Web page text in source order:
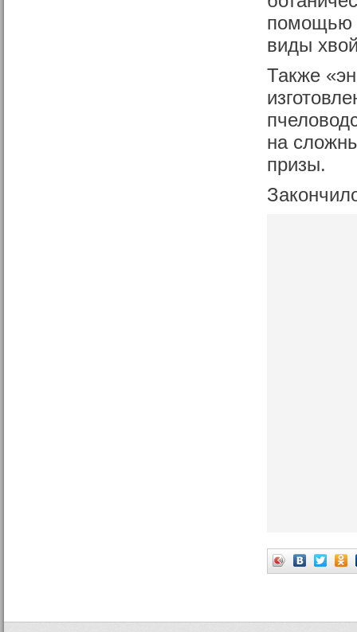
помощью
виды
Также
на
призы.